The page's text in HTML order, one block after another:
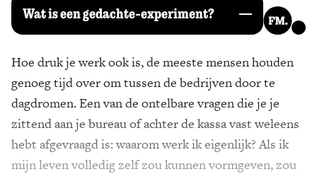
Wat is een gedachte-experiment?
Hoe druk je werk ook is, de meeste mensen houden
genoeg tijd over om tussen de bedrijven door te
dagdromen. Een van de ontelbare vragen die je je
zittend aan je bureau of achter de kassa vast weleens
hebt afgevraagd is: waarom werk ik eigenlijk? Als ik
mijn leven volledig zelf zou kunnen vormgeven, zou